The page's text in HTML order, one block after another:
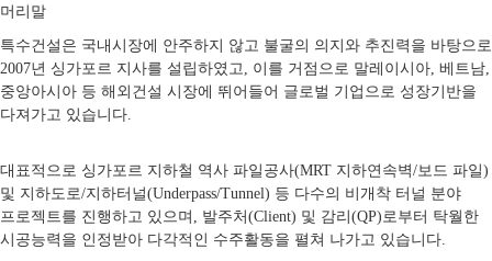
머리말
특수건설은 국내시장에 안주하지 않고 불굴의 의지와 추진력을 바탕으로
2007년 싱가포르 지사를 설립하였고, 이를 거점으로 말레이시아, 베트남,
중앙아시아 등 해외건설 시장에 뛰어들어 글로벌 기업으로 성장기반을
다져가고 있습니다.
대표적으로 싱가포르 지하철 역사 파일공사(MRT 지하연속벽/보드 파일)
및 지하도로/지하터널(Underpass/Tunnel) 등 다수의 비개착 터널 분야
프로젝트를 진행하고 있으며, 발주처(Client) 및 감리(QP)로부터 탁월한
시공능력을 인정받아 다각적인 수주활동을 펼쳐 나가고 있습니다.